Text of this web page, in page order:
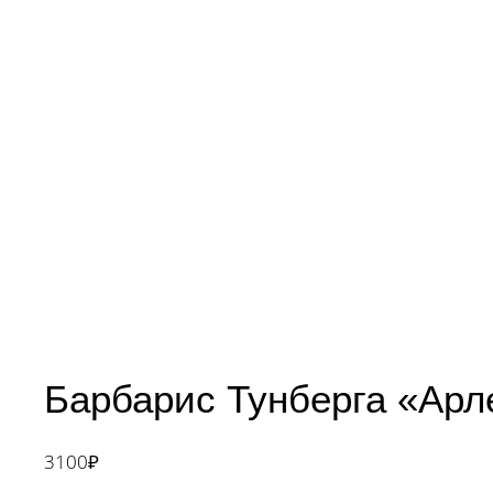
Барбарис Тунберга
3100₽